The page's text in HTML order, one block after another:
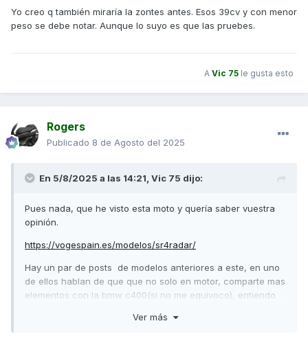
Yo creo q también miraría la zontes antes. Esos 39cv y con menor
peso se debe notar. Aunque lo suyo es que las pruebes.
A Vic 75 le gusta esto
Rogers
Publicado 8 de Agosto del 2025
En 5/8/2025 a las 14:21, Vic 75 dijo:
Pues nada, que he visto esta moto y quería saber vuestra
opinión.
https://vogespain.es/modelos/sr4radar/
Hay un par de posts de modelos anteriores a este, en uno
de ellos hablan de que que no solo en motor, comparte mas
elementos con la bmw c400(si no me equivoco), entiendo
es si, por el precio que tiene, ofrece mas calidad que una
Ver más